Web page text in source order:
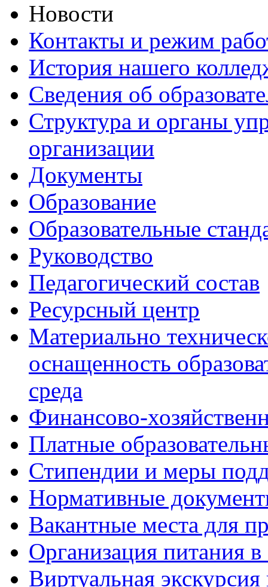
Новости
Контакты и режим
История нашего
Сведения об
Структура и органы
организации
Документы
Образование
Образовательные
Руководство
Педагогический состав
Ресурсный центр
Материально
оснащенность
среда
Финансово-
Платные
Стипендии и меры
Нормативные
Вакантные места для
Организация питания в
Виртуальная